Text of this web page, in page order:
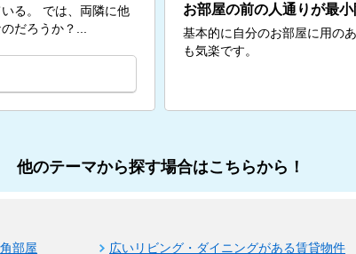
隣に他
だろうか？...
お部屋の前の人通りが最
基本的に自分のお部屋に用の
も気楽です。
他のテーマから探す場合はこちらから！
角部屋 広いリビング・ダイニングがある賃貸物件